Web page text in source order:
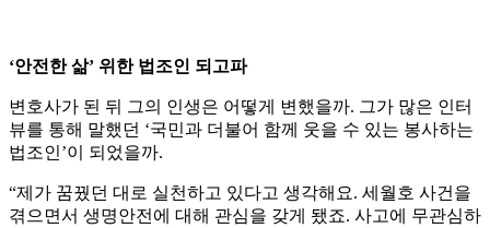
‘안전한 삶’ 위한 법조인 되고파
변호사가 된 뒤 그의 인생은 어떻게 변했을까. 그가 많은 인터
뷰를 통해 말했던 ‘국민과 더불어 함께 웃을 수 있는 봉사하는
법조인’이 되었을까.
“제가 꿈꿨던 대로 실천하고 있다고 생각해요. 세월호 사건을
겪으면서 생명안전에 대해 관심을 갖게 됐죠. 사고에 무관심하